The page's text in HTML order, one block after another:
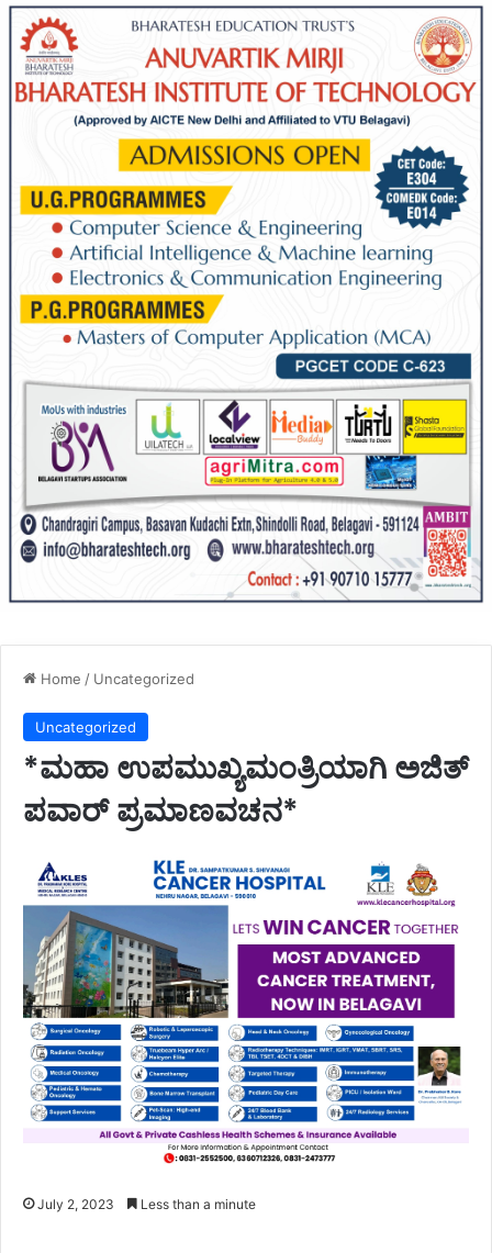
Home / Uncategorized
Uncategorized
*ಮಹಾ ಉಪಮುಖ್ಯಮಂತ್ರಿಯಾಗಿ ಅಜಿತ್
ಪವಾರ್ ಪ್ರಮಾಣವಚನ*
July 2, 2023 Less than a minute